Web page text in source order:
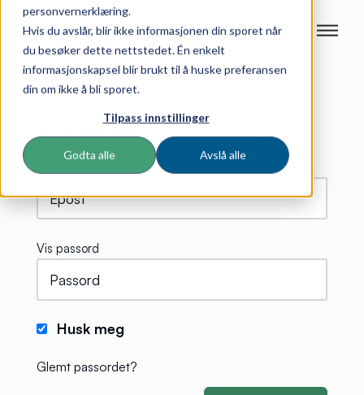
personvernerklæring.
Hvis du avslår, blir ikke informasjonen din sporet når
du besøker dette nettstedet. Én enkelt
informasjonskapsel blir brukt til å huske preferansen
din om ikke å bli sporet.
Tilpass innstillinger
Godta alle Avslå alle
Logg inn
Vis passord
Husk meg
Glemt passordet?